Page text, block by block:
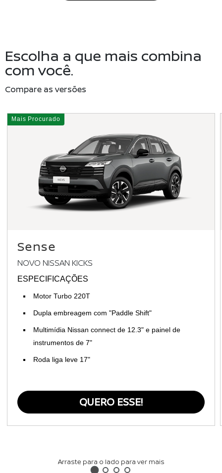
Escolha a que mais combina
com você.
Compare as versões
Sense
NOVO NISSAN KICKS
ESPECIFICAÇÕES
Motor Turbo 220T
Dupla embreagem com "Paddle Shift"
Multimídia Nissan connect de 12.3" e painel de
instrumentos de 7"
Roda liga leve 17"
QUERO ESSE!